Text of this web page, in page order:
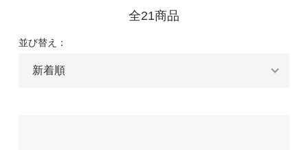
全21商品
並び替え：